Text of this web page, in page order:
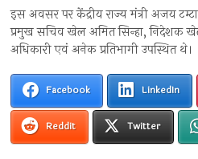
इस अवसर पर केंद्रीय राज्य मंत्री अजय
प्रमुख सचिव खेल अमित सिन्हा, निदेशक
अधिकारी एवं अनेक प्रतिभागी उपस्थित थे।
Facebook LinkedIn
Reddit Twitter